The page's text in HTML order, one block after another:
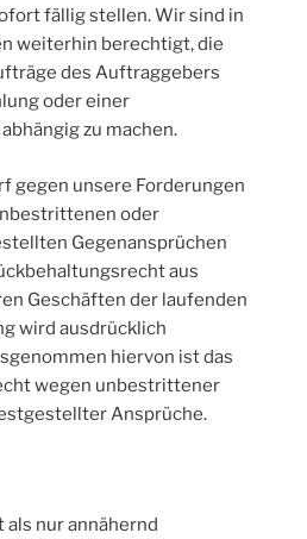
fällig stellen. Wir sind in
weiterhin berechtigt, die
des Auftraggebers
oder einer
zu machen.
gegen unsere Forderungen
oder
Gegenansprüchen
aus
Geschäften der laufenden
wird ausdrücklich
hiervon ist das
wegen unbestrittener
Ansprüche.
nur annähernd